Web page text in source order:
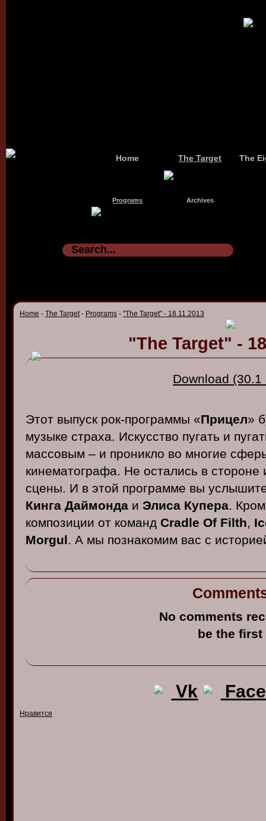
Home The Target The
Programs Archives
Home - The Target- Programs - "The Target" - 18.11.2013
"The Target" -
Download (30.1
Этот выпуск рок-программы «Прицел»
музыке страха. Искусство пугать и
массовым – и проникло во многие
кинематографа. Не остались в стороне
сцены. И в этой программе вы
Кинга Даймонда и Элиса Купера.
композиции от команд Cradle Of Filth,
Morgul. А мы познакомим вас с
No comments
be the first
Vk
Нравится